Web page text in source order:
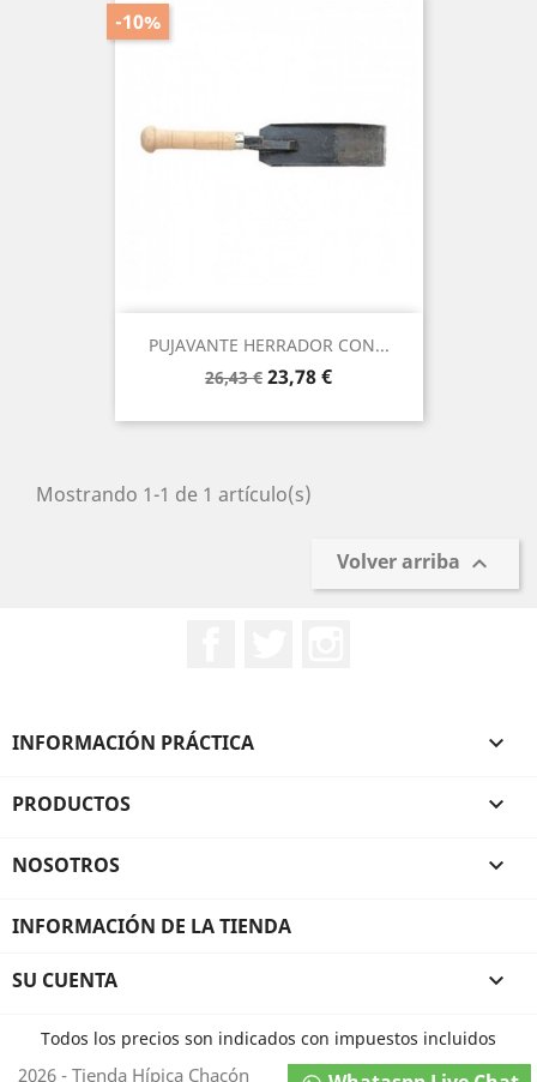
PUJAVANTE HERRADOR CON...
Precio
26,43 €
-10%
Precio
23,78 €
Mostrando 1-1 de 1 artículo(s)
Volver arriba 
INFORMACIÓN PRÁCTICA 
PRODUCTOS 
NOSOTROS 
INFORMACIÓN DE LA TIENDA
SU CUENTA 
Todos los precios son indicados con impuestos incluidos
2026 - Tienda Hípica Chacón